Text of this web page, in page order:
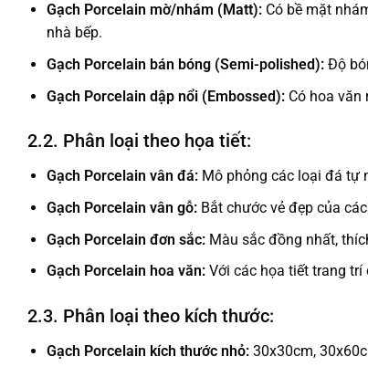
Gạch Porcelain mờ/nhám (Matt):Có bề mặt
nhà bếp.
Gạch Porcelain bán bóng (Semi-polished):Độ
Gạch Porcelain dập nổi (Embossed):Có hoa văn
2.2. Phân loại theo họa tiết:
Gạch Porcelain vân đá:Mô phỏng các loại đá tự
Gạch Porcelain vân gỗ:Bắt chước vẻ đẹp của
Gạch Porcelain đơn sắc:Màu sắc đồng nhất,
Gạch Porcelain hoa văn:Với các họa tiết trang trí
2.3. Phân loại theo kích thước:
Gạch Porcelain kích thước nhỏ:30x30cm,